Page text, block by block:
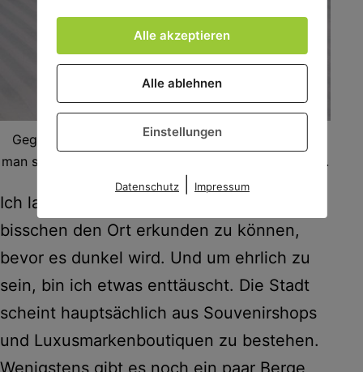
Gegenüber vom Hotel gab es einen Laden, in dem
man sich seine Toblerone sogar personalisieren kann.
Ich lasse mein Gepäck fallen, um noch ein
bisschen den Ort erkunden zu können,
bevor es dunkel wird. Und um ehrlich zu
sein, bin ich etwas enttäuscht. Die Stadt
scheint hauptsächlich aus Souvenirshops
und Luxusmarkenboutiquen zu bestehen.
Alle akzeptieren
Alle ablehnen
Einstellungen
Datenschutz| Impressum